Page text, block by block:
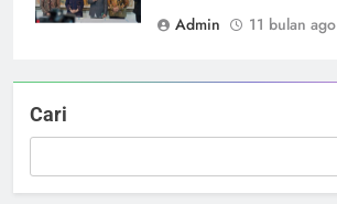
Admin
11 bulan ago
Cari